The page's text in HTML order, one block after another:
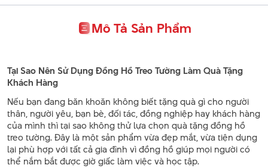
Mô Tả Sản Phẩm
Tại Sao Nên Sử Dụng Đồng Hồ Treo Tường Làm Quà Tặng
Khách Hàng
Nếu bạn đang băn khoăn không biết tặng quà gì cho người
thân, người yêu, bạn bè, đối tác, đồng nghiệp hay khách hàng
của mình thì tại sao không thử lựa chọn quà tặng đồng hồ
treo tường. Đây là một sản phẩm vừa đẹp mắt, vừa tiện dụng
lại phù hợp với tất cả gia đình vì đồng hồ giúp mọi người có
thể nắm bắt được giờ giấc làm việc và học tập.